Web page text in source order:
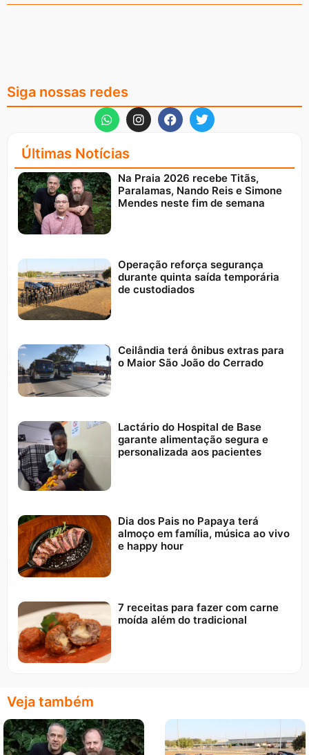
Siga nossas redes
Últimas Notícias
Na Praia 2026 recebe Titãs,
Paralamas, Nando Reis e Simone
Mendes neste fim de semana
Operação reforça segurança
durante quinta saída temporária
de custodiados
Ceilândia terá ônibus extras para
o Maior São João do Cerrado
Lactário do Hospital de Base
garante alimentação segura e
personalizada aos pacientes
Dia dos Pais no Papaya terá
almoço em família, música ao vivo
e happy hour
7 receitas para fazer com carne
moída além do tradicional
Veja também